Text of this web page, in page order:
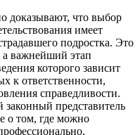
доказывают, что выбор
имеет
подростка. Это
а важнейший этап
которого зависит
к ответственности,
справедливости.
представитель
о том, где можно